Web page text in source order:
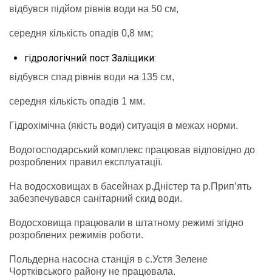
відбувся підйом рівнів води на 50 см,
середня кількість опадів 0,8 мм;
гідрологічний пост Заліщики:
відбувся спад рівнів води на 135 см,
середня кількість опадів 1 мм.
Гідрохімічна (якість води) ситуація в межах норми.
Водогосподарський комплекс працював відповідно до
розроблених правил експлуатації.
На водосховищах в басейнах р.Дністер та р.Прип’ять
забезпечувався санітарний скид води.
Водосховища працювали в штатному режимі згідно
розроблених режимів роботи.
Польдерна насосна станція в с.Устя Зелене
Чортківського району не працювала.